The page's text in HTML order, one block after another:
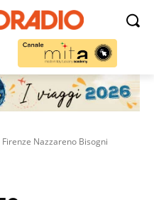
Nazzareno Bisogni